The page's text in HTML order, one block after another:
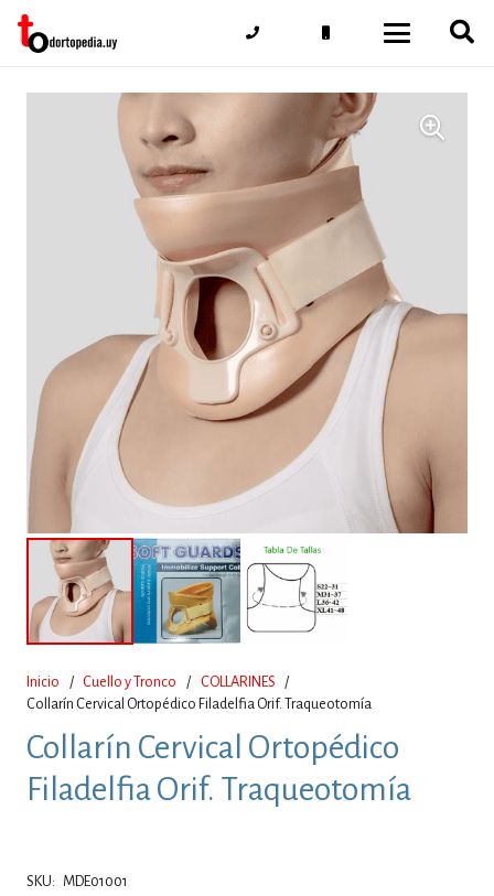
Inicio / Cuello y Tronco / COLLARINES
/
Collarín Cervical Ortopédico Filadelfia Orif. Traqueotomía
Collarín Cervical Ortopédico
Filadelfia Orif. Traqueotomía
SKU: MDE01001